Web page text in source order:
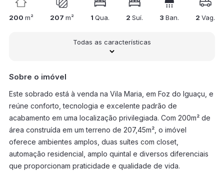
200 m² 207 m² 1 Qua. 2Suí. 3Ban. 2Vag.
Todas as características
Sobre o imóvel
Este sobrado está à venda na Vila Maria, em Foz do Iguaçu, e
reúne conforto, tecnologia e excelente padrão de
acabamento em uma localização privilegiada. Com 200m² de
área construída em um terreno de 207,45m², o imóvel
oferece ambientes amplos, duas suítes com closet,
automação residencial, amplo quintal e diversos diferenciais
que proporcionam praticidade e qualidade de vida.